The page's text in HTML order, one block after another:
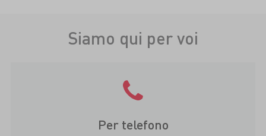
Siamo qui per voi
Per telefono